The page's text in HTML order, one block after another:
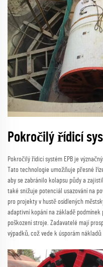
Pokročilý řídicí
Pokročilý řídicí systém EPB je
Tato technologie umožňuje přesné
aby se zabránilo kolapsu půdy a
také snižuje potenciál usazování na
pro projekty v hustě osídlených
adaptivní kopání na základě
poškození stroje. Zadavatelé mají
výpadků, což vede k úsporám